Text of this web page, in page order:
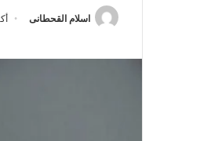
اسلام القحطانى